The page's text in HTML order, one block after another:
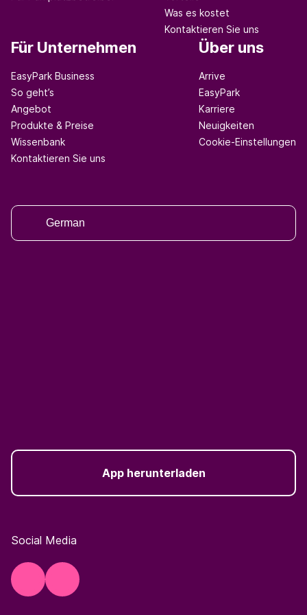
Was es kostet
Kontaktieren Sie uns
Für Unternehmen
EasyPark Business
So geht’s
Angebot
Produkte & Preise
Wissenbank
Kontaktieren Sie uns
Über uns
Arrive
EasyPark
Karriere
Neuigkeiten
Cookie-Einstellungen
German
App herunterladen
Social Media